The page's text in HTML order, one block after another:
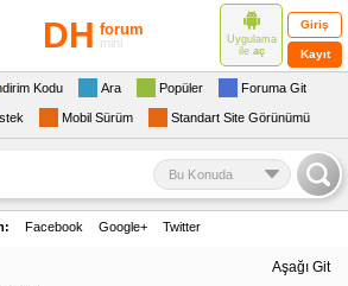
DH forum
mini
Uygulama
ile aç
Giriş
Kayıt
Kodu Ara Popüler Foruma Git
Mobil Sürüm Standart Site Görünümü
Bu Konuda
Facebook Google+ Twitter
Aşağı Git